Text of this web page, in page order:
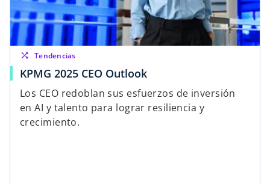
shuffle Tendencias
KPMG 2025 CEO Outlook
Los CEO redoblan sus esfuerzos de inversión
en AI y talento para lograr resiliencia y
crecimiento.